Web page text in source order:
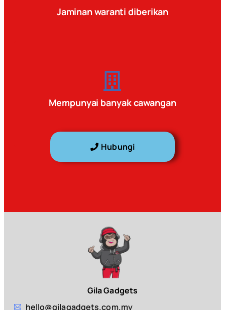
Jaminan waranti diberikan
Mempunyai banyak cawangan
Hubungi
Gila Gadgets
hello@gilagadgets.com.my